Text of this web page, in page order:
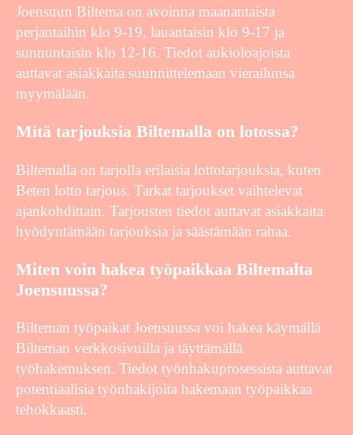
Joensuun Biltema on avoinna maanantaista
perjantaihin klo 9-19, lauantaisin klo 9-17 ja
sunnuntaisin klo 12-16. Tiedot aukioloajoista
auttavat asiakkaita suunnittelemaan vierailunsa
myymälään.
Mitä tarjouksia Biltemalla on lotossa?
Biltemalla on tarjolla erilaisia lottotarjouksia, kuten
Beten lotto tarjous. Tarkat tarjoukset vaihtelevat
ajankohdittain. Tarjousten tiedot auttavat asiakkaita
hyödyntämään tarjouksia ja säästämään rahaa.
Miten voin hakea työpaikkaa Biltemalta
Joensuussa?
Bilteman työpaikat Joensuussa voi hakea käymällä
Bilteman verkkosivuilla ja täyttämällä
työhakemuksen. Tiedot työnhakuprosessista auttavat
potentiaalisia työnhakijoita hakemaan työpaikkaa
tehokkaasti.